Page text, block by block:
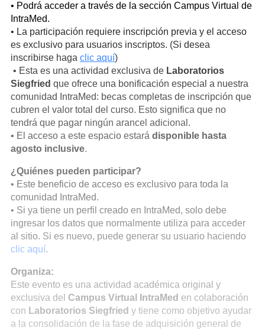
• Podrá acceder a través de la sección Campus Virtual de
IntraMed.
• La participación requiere inscripción previa y el acceso
es exclusivo para usuarios inscriptos. (Si desea
inscribirse haga clic aquí)
• Esta es una actividad exclusiva de Laboratorios
Siegfried que ofrece una bonificación especial a nuestra
comunidad IntraMed: becas completas de inscripción que
cubren el valor total del curso. Esto significa que no
tendrá que pagar ningún arancel adicional.
• El acceso a este espacio estará disponible hasta
agosto inclusive.
¿Quiénes pueden participar?
• Este beneficio de acceso es exclusivo para toda la
comunidad IntraMed.
• Si ya tiene un perfil creado en IntraMed, solo debe
ingresar los datos que normalmente utiliza para acceder
al sitio. Si es nuevo, puede generar su usuario haciendo
clic aquí.
Organiza:
Este evento es una actividad académica original y
exclusiva del Campus Virtual IntraMed en colaboración
con Laboratorios Siegfried y tiene como objetivo ayudar
a la consolidación de la fase de adquisición general de